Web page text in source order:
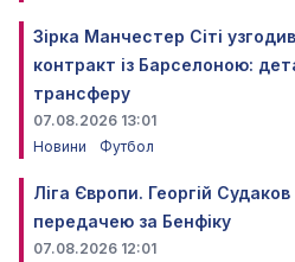
Зірка Манчестер Сіті
контракт із Барселоною:
трансферу
07.08.2026 13:01
Новини
Футбол
Ліга Європи. Георгій
передачею за Бенфіку
07.08.2026 12:01